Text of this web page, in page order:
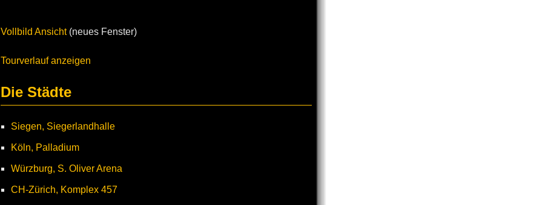
Vollbild Ansicht(neues Fenster)
Tourverlauf anzeigen
Die Städte
Siegen, Siegerlandhalle
Köln, Palladium
Würzburg, S. Oliver Arena
CH-Zürich, Komplex 457